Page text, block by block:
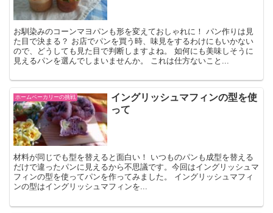
お馴染みのコーンマヨパンも形を変えておしゃれに！ パン作りは見
た目で決まる？ お店でパンを買う時、味見をするわけにもいかない
ので、どうしても見た目で判断しますよね。 如何にも美味しそうに
見えるパンを選んでしまいませんか。 これは仕方ないこと...
ホームベーカリーの挑戦
イングリッシュマフィンの型を使
って
材料が同じでも型を替えると面白い！ いつものパンも成型を替える
だけで違ったパンに見えるから不思議です。今回はイングリッシュマ
フィンの型を使ってパンを作ってみました。 イングリッシュマフィ
ンの型はイングリッシュマフィンを...